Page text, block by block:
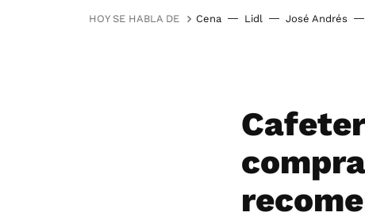
HOY SE HABLA DE Cena Lidl José Andrés